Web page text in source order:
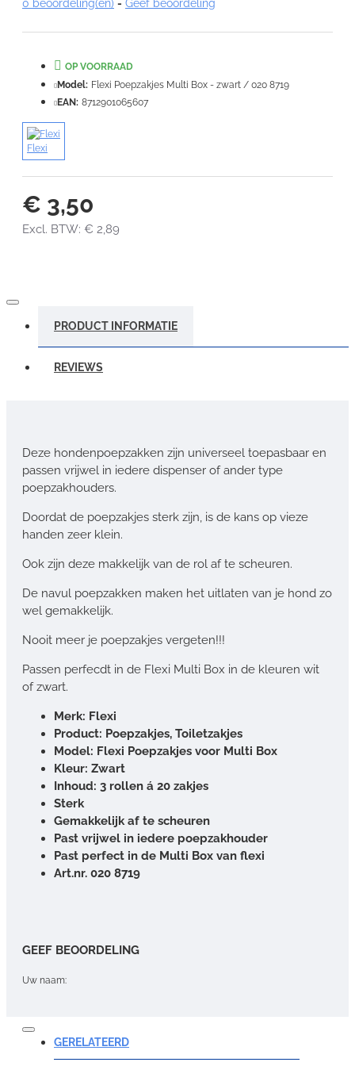
VERDER
0 beoordeling(en) - Geef beoordeling
€ 3,50
Excl. BTW: € 2,89
OP VOORRAAD
Model: Flexi Poepzakjes Multi Box - zwart / 020 8719
EAN: 8712901065607
Flexi
PRODUCT INFORMATIE
REVIEWS
Deze hondenpoepzakken zijn universeel toepasbaar en
passen vrijwel in iedere dispenser of ander type
poepzakhouders.
Doordat de poepzakjes sterk zijn, is de kans op vieze
handen zeer klein.
Ook zijn deze makkelijk van de rol af te scheuren.
De navul poepzakken maken het uitlaten van je hond zo
wel gemakkelijk.
Nooit meer je poepzakjes vergeten!!!
Passen perfecdt in de Flexi Multi Box in de kleuren wit
of zwart.
Merk: Flexi
Product: Poepzakjes, Toiletzakjes
Model: Flexi Poepzakjes voor Multi Box
Kleur: Zwart
Inhoud: 3 rollen á 20 zakjes
Sterk
Gemakkelijk af te scheuren
Past vrijwel in iedere poepzakhouder
Past perfect in de Multi Box van flexi
Art.nr. 020 8719
GEEF BEOORDELING
Uw naam:
Opmerking:
GERELATEERD